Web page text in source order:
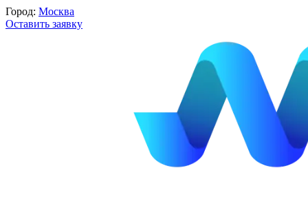
Город: Москва
Оставить заявку